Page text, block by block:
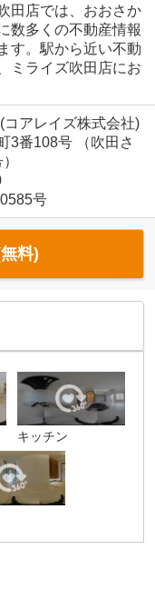
田店では、おおさか
数多くの不動産情報
す。駅から近い不動
ミライズ吹田店にお
アレイズ株式会社)
3番108号 （吹田さ
号
料)
キッチン